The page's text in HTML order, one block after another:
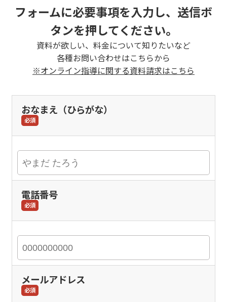
フォームに必要事項を入力し、送信ボ
タンを押してください。
資料が欲しい、料金について知りたいなど
各種お問い合わせはこちらから
※オンライン指導に関する資料請求はこちら
おなまえ（ひらがな）
必須
電話番号
必須
メールアドレス
必須